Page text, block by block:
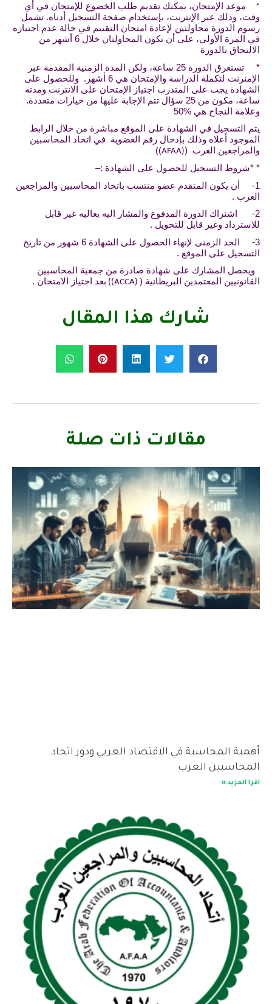
الإمتحان، يمكنك تقديم طلب الخضوع للإمتحان في أي
وذلك عبر الإنترنت، بإستخدام صفحة التسجيل أدناه. تشمل
الدورة محاولتين لإعادة امتحان التقييم في حالة عدم اجتيازه
في المرة الأولى، على أن تكون المحاولتان خلال 6 أشهر من
بالدورة
تستغرق الدورة 25 ساعة، ولكن المدة الزمنية المقدمة عبر
الإمنرنت لتكملة الدراسة والإمتحان هي 6 أشهر. وللحصول على
يجب على المتدرب اجتياز الإمتحان على الانترنت ومدته
ساعة، مكون من 25 سؤال تتم الإجابة عليها من خيارات متعددة.
النجاح هي %50
التسجيل في الشهادة على الموقع مباشرة من خلال الرابط
أعلاه وذلك بإدخال رقم العضوية في اتحاد المحاسبين
العرب (AFAA)
))
التسجيل للحصول على الشهادة :–
أن يكون المتقدم عضو منتسب باتحاد المحاسبين والمراجعين
.
الدورة المدفوع والمشار اليه بعاليه غير قابل
وغير قابل للتحويل .
3- الحد الزمنى لإنهاء الحصول على الشهادة 6 شهور من تاريخ
على الموقع .
المشارك على شهادة صادرة من جمعية المحاسبين
المعتمدين البريطانية (((ACCA)بعد اجتياز الامتحان .
شارك هذا المقال
مقالات ذات صلة
المحاسبة في الاقتصاد العربي ودور اتحاد
العرب
المزيد »